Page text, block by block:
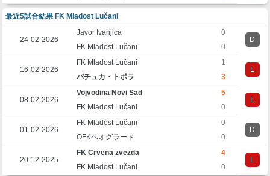
最近5試合結果 FK Mladost Lučani
24-02-2026
Javor Ivanjica
0
D
FK Mladost Lučani
0
16-02-2026
FK Mladost Lučani
1
L
バチュカ・トポラ
3
08-02-2026
Vojvodina Novi Sad
5
L
FK Mladost Lučani
0
01-02-2026
FK Mladost Lučani
0
D
OFKベオグラード
0
20-12-2025
FK Crvena zvezda
4
L
FK Mladost Lučani
0